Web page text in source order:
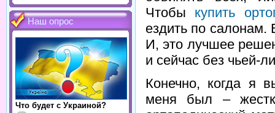
Наш опрос
Что будет с Украиной?
Чтобы купить
ездить по салонам.
И, это лучшее
и сейчас без чьей-
Конечно, когда я
меня был –